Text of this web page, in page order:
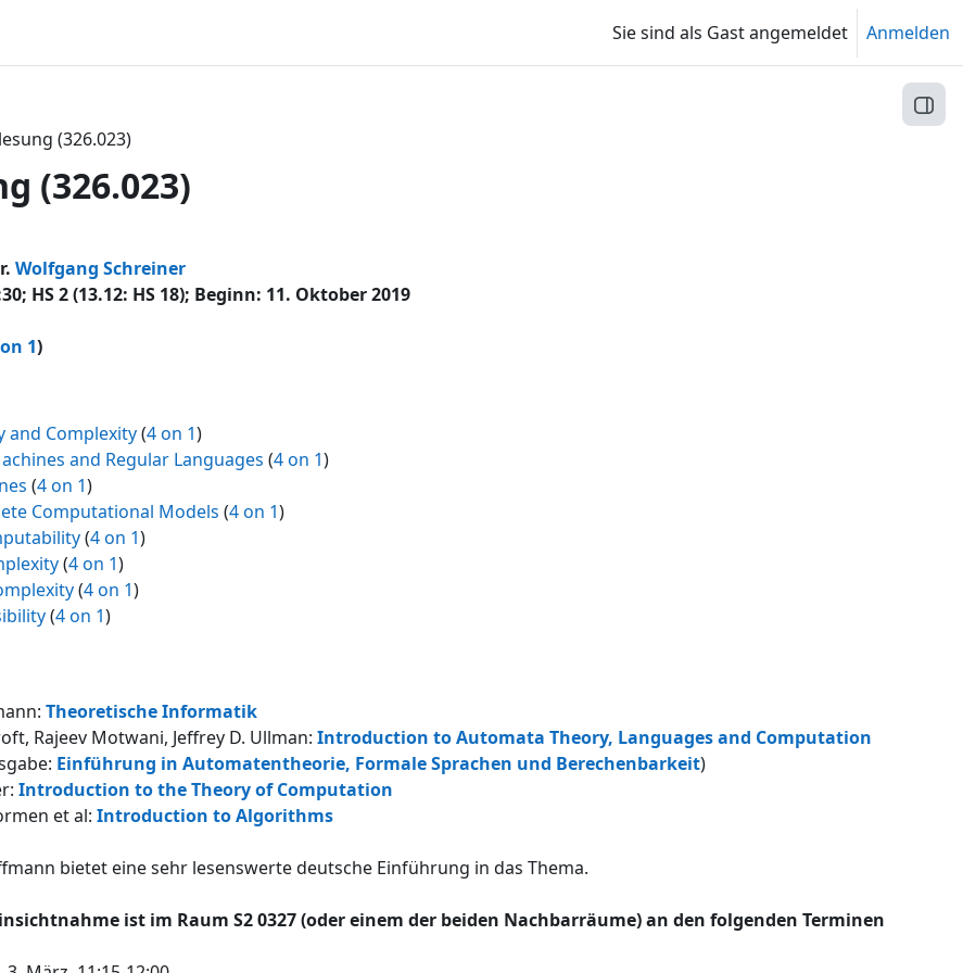
Sie sind als Gast angemeldet Anmelden
(326.023)
(326.023)
Wolfgang Schreiner
HS 2 (13.12: HS 18); Beginn: 11. Oktober 2019
1)
and Complexity(4 on 1)
and Regular Languages (4 on 1)
(4 on 1)
Computational Models (4 on 1)
(4 on 1)
(4 on 1)
(4 on 1)
(4 on 1)
Theoretische Informatik
Rajeev Motwani, Jeffrey D. Ullman: Introduction to Automata Theory, Languages and Computation
Einführung in Automatentheorie, Formale Sprachen und Berechenbarkeit)
Introduction to the Theory of Computation
et al: Introduction to Algorithms
bietet eine sehr lesenswerte deutsche Einführung in das Thema.
ist im Raum S2 0327 (oder einem der beiden Nachbarräume) an den folgenden Terminen